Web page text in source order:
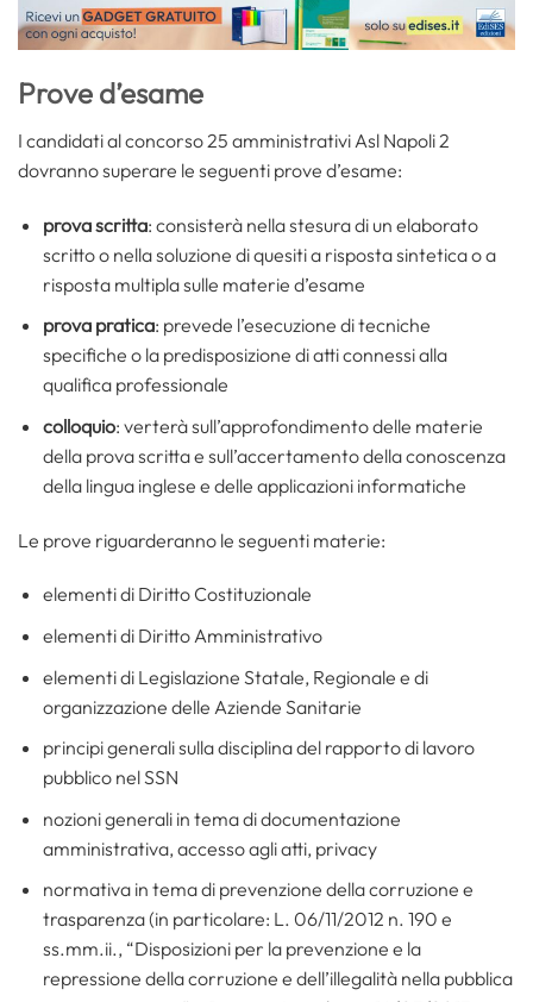
Prove d’esame
I candidati al concorso 25 amministrativi Asl Napoli 2
dovranno superare le seguenti prove d’esame:
prova scritta: consisterà nella stesura di un elaborato
scritto o nella soluzione di quesiti a risposta sintetica o a
risposta multipla sulle materie d’esame
prova pratica: prevede l’esecuzione di tecniche
specifiche o la predisposizione di atti connessi alla
qualifica professionale
colloquio: verterà sull’approfondimento delle materie
della prova scritta e sull’accertamento della conoscenza
della lingua inglese e delle applicazioni informatiche
Le prove riguarderanno le seguenti materie:
elementi di Diritto Costituzionale
elementi di Diritto Amministrativo
elementi di Legislazione Statale, Regionale e di
organizzazione delle Aziende Sanitarie
principi generali sulla disciplina del rapporto di lavoro
pubblico nel SSN
nozioni generali in tema di documentazione
amministrativa, accesso agli atti, privacy
normativa in tema di prevenzione della corruzione e
trasparenza (in particolare: L. 06/11/2012 n. 190 e
ss.mm.ii., “Disposizioni per la prevenzione e la
repressione della corruzione e dell’illegalità nella pubblica